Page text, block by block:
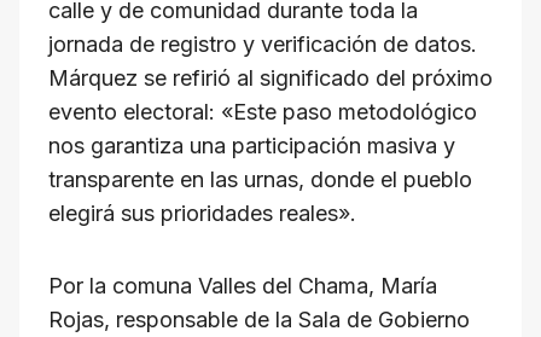
calle y de comunidad durante toda la
jornada de registro y verificación de datos.
Márquez se refirió al significado del próximo
evento electoral: «Este paso metodológico
nos garantiza una participación masiva y
transparente en las urnas, donde el pueblo
elegirá sus prioridades reales».
Por la comuna Valles del Chama, María
Rojas, responsable de la Sala de Gobierno